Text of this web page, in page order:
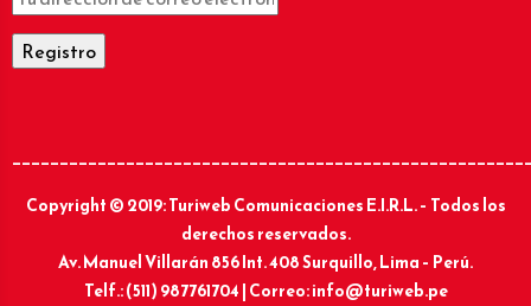
Copyright © 2019: Turiweb Comunicaciones E.I.R.L. – Todos los
derechos reservados.
Av. Manuel Villarán 856 Int. 408 Surquillo, Lima – Perú.
Telf.: (511) 987761704 | Correo: info@turiweb.pe